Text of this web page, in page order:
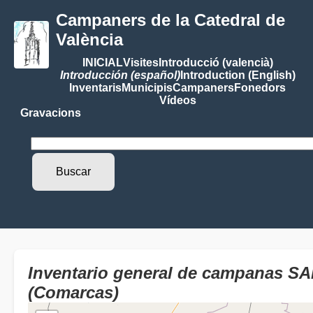
Campaners de la Catedral de
València
INICIALVisitesIntroducció (valencià)
Introducción (español)Introduction (English)
InventarisMunicipisCampanersFonedors
Vídeos
Gravacions
Inventario general de campanas
(Comarcas)